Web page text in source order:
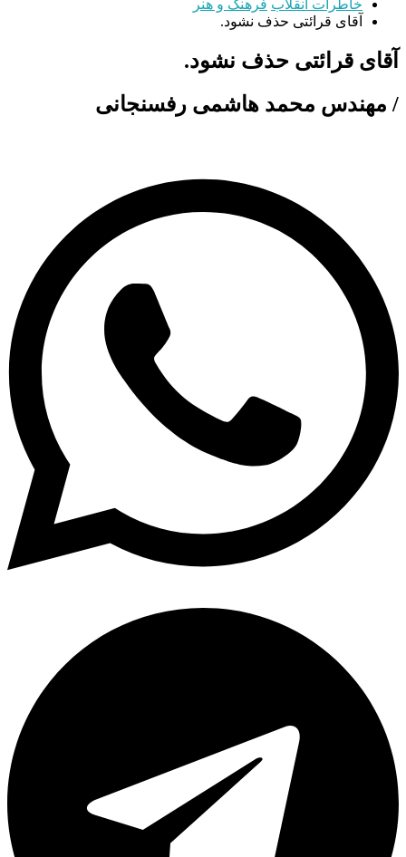
خاطرات انقلاب فرهنگ و هنر
آقای قرائتی حذف نشود.
آقای قرائتی حذف نشود.
/ مهندس محمد هاشمی رفسنجانی